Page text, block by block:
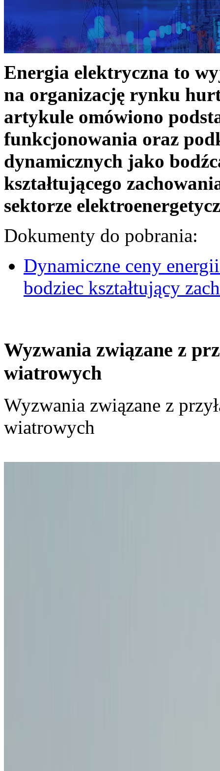
Energia elektryczna to
na organizację rynku
artykule omówiono
funkcjonowania oraz
dynamicznych jako
kształtującego
sektorze
Dokumenty do pobrania:
Dynamiczne ceny
bodziec kształtujący
Wyzwania związane z
wiatrowych
Wyzwania związane z
wiatrowych